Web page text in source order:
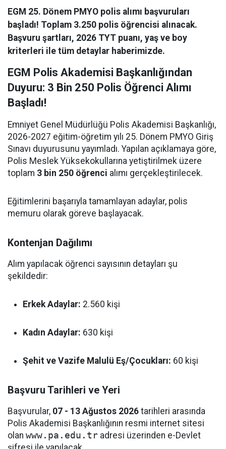
EGM 25. Dönem PMYO polis alımı başvuruları
başladı! Toplam 3.250 polis öğrencisi alınacak.
Başvuru şartları, 2026 TYT puanı, yaş ve boy
kriterleri ile tüm detaylar haberimizde.
EGM Polis Akademisi Başkanlığından
Duyuru: 3 Bin 250 Polis Öğrenci Alımı
Başladı!
Emniyet Genel Müdürlüğü Polis Akademisi Başkanlığı,
2026-2027 eğitim-öğretim yılı 25. Dönem PMYO Giriş
Sınavı duyurusunu yayımladı. Yapılan açıklamaya göre,
Polis Meslek Yüksekokullarına yetiştirilmek üzere
toplam 3 bin 250 öğrenci alımı gerçekleştirilecek.
Eğitimlerini başarıyla tamamlayan adaylar, polis
memuru olarak göreve başlayacak.
Kontenjan Dağılımı
Alım yapılacak öğrenci sayısının detayları şu
şekildedir:
Erkek Adaylar: 2.560 kişi
Kadın Adaylar: 630 kişi
Şehit ve Vazife Malulü Eş/Çocukları: 60 kişi
Başvuru Tarihleri ve Yeri
Başvurular, 07 - 13 Ağustos 2026 tarihleri arasında
Polis Akademisi Başkanlığının resmi internet sitesi
olan www.pa.edu.tr adresi üzerinden e-Devlet